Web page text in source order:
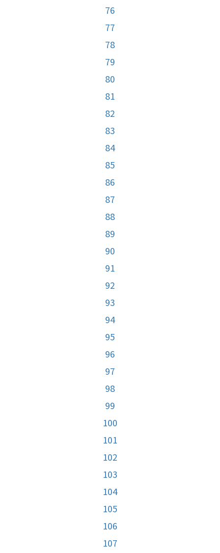
76
77
78
79
80
81
82
83
84
85
86
87
88
89
90
91
92
93
94
95
96
97
98
99
100
101
102
103
104
105
106
107